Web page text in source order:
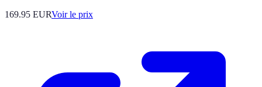
169.95 EURVoir le prix